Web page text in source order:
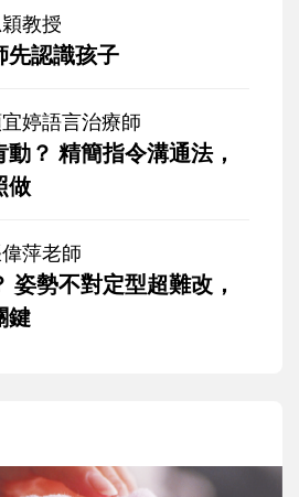
教授
先認識孩子
婷語言治療師
？ 精簡指令溝通法，
做
萍老師
姿勢不對定型超難改，
鍵